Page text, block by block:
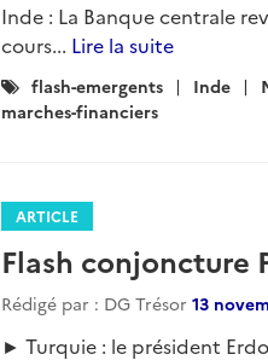
Inde : La Banque centrale
cours... Lire la suite
Catégories
:
flash-emergents Inde
marches-financiers
ARTICLE
Flash conjoncture
Rédigé par : DG Trésor 13
► Turquie : le président